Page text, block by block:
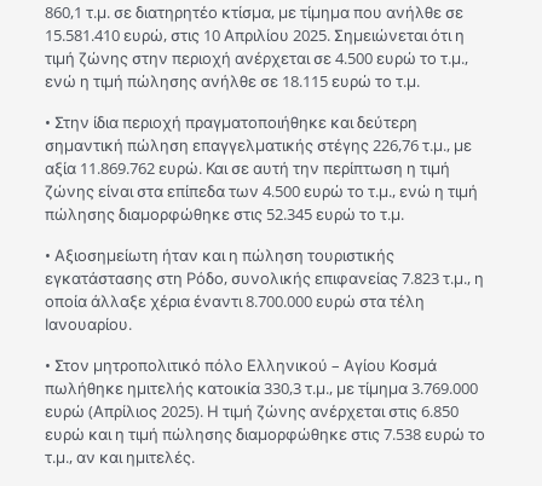
860,1 τ.μ. σε διατηρητέο κτίσμα, με τίμημα που ανήλθε σε
15.581.410 ευρώ, στις 10 Απριλίου 2025. Σημειώνεται ότι η
τιμή ζώνης στην περιοχή ανέρχεται σε 4.500 ευρώ το τ.μ.,
ενώ η τιμή πώλησης ανήλθε σε 18.115 ευρώ το τ.μ.
• Στην ίδια περιοχή πραγματοποιήθηκε και δεύτερη
σημαντική πώληση επαγγελματικής στέγης 226,76 τ.μ., με
αξία 11.869.762 ευρώ. Και σε αυτή την περίπτωση η τιμή
ζώνης είναι στα επίπεδα των 4.500 ευρώ το τ.μ., ενώ η τιμή
πώλησης διαμορφώθηκε στις 52.345 ευρώ το τ.μ.
• Αξιοσημείωτη ήταν και η πώληση τουριστικής
εγκατάστασης στη Ρόδο, συνολικής επιφανείας 7.823 τ.μ., η
οποία άλλαξε χέρια έναντι 8.700.000 ευρώ στα τέλη
Ιανουαρίου.
• Στον μητροπολιτικό πόλο Ελληνικού – Αγίου Κοσμά
πωλήθηκε ημιτελής κατοικία 330,3 τ.μ., με τίμημα 3.769.000
ευρώ (Απρίλιος 2025). Η τιμή ζώνης ανέρχεται στις 6.850
ευρώ και η τιμή πώλησης διαμορφώθηκε στις 7.538 ευρώ το
τ.μ., αν και ημιτελές.